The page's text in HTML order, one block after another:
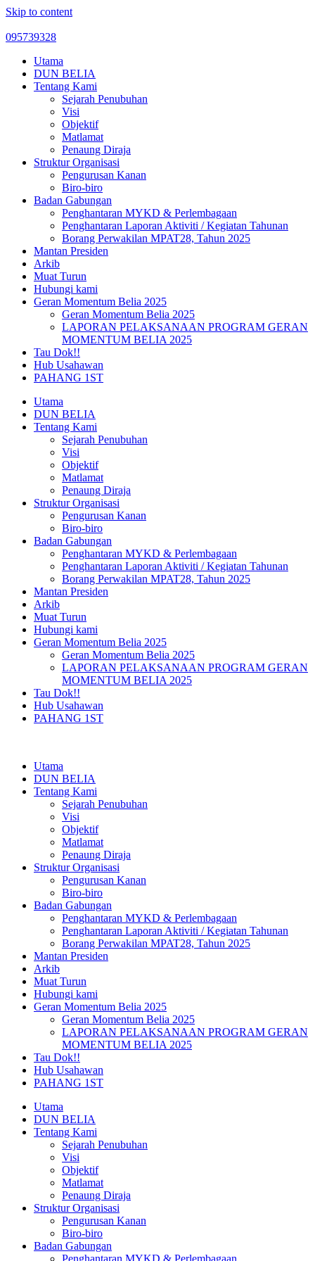
Skip to content
095739328
Utama
DUN BELIA
Tentang Kami
Sejarah Penubuhan
Visi
Objektif
Matlamat
Penaung Diraja
Struktur Organisasi
Pengurusan Kanan
Biro-biro
Badan Gabungan
Penghantaran MYKD & Perlembagaan
Penghantaran Laporan Aktiviti / Kegiatan Tahunan
Borang Perwakilan MPAT28, Tahun 2025
Mantan Presiden
Arkib
Muat Turun
Hubungi kami
Geran Momentum Belia 2025
Geran Momentum Belia 2025
LAPORAN PELAKSANAAN PROGRAM GERAN
MOMENTUM BELIA 2025
Tau Dok!!
Hub Usahawan
PAHANG 1ST
Utama
DUN BELIA
Tentang Kami
Sejarah Penubuhan
Visi
Objektif
Matlamat
Penaung Diraja
Struktur Organisasi
Pengurusan Kanan
Biro-biro
Badan Gabungan
Penghantaran MYKD & Perlembagaan
Penghantaran Laporan Aktiviti / Kegiatan Tahunan
Borang Perwakilan MPAT28, Tahun 2025
Mantan Presiden
Arkib
Muat Turun
Hubungi kami
Geran Momentum Belia 2025
Geran Momentum Belia 2025
LAPORAN PELAKSANAAN PROGRAM GERAN
MOMENTUM BELIA 2025
Tau Dok!!
Hub Usahawan
PAHANG 1ST
Utama
DUN BELIA
Tentang Kami
Sejarah Penubuhan
Visi
Objektif
Matlamat
Penaung Diraja
Struktur Organisasi
Pengurusan Kanan
Biro-biro
Badan Gabungan
Penghantaran MYKD & Perlembagaan
Penghantaran Laporan Aktiviti / Kegiatan Tahunan
Borang Perwakilan MPAT28, Tahun 2025
Mantan Presiden
Arkib
Muat Turun
Hubungi kami
Geran Momentum Belia 2025
Geran Momentum Belia 2025
LAPORAN PELAKSANAAN PROGRAM GERAN
MOMENTUM BELIA 2025
Tau Dok!!
Hub Usahawan
PAHANG 1ST
Utama
DUN BELIA
Tentang Kami
Sejarah Penubuhan
Visi
Objektif
Matlamat
Penaung Diraja
Struktur Organisasi
Pengurusan Kanan
Biro-biro
Badan Gabungan
Penghantaran MYKD & Perlembagaan